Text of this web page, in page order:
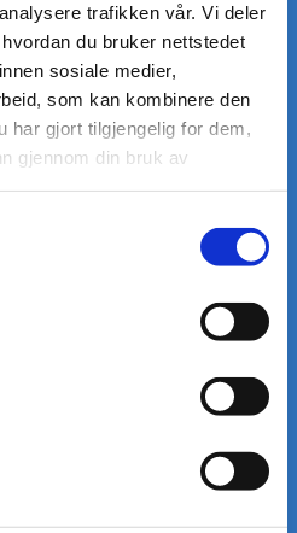
trafikken vår. Vi deler
du bruker nettstedet
sosiale medier,
som kan kombinere den
har gjort tilgjengelig for dem,
gjennom din bruk avog registrering i